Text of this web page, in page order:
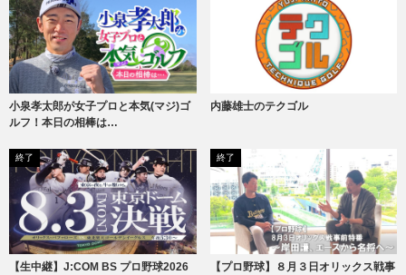
小泉孝太郎が女子プロと本気(マジ)ゴ
ルフ！本日の相棒は…
内藤雄士のテクゴル
終了
【生中継】J:COM BS プロ野球2026
終了
【プロ野球】８月３日オリックス戦事